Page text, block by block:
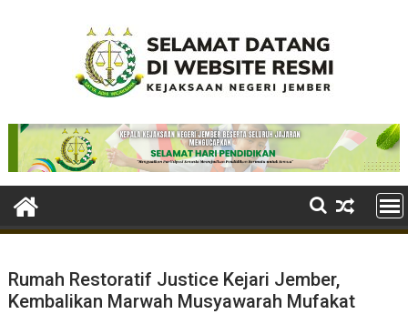
Rumah Restoratif Justice Kejari Jember,
Kembalikan Marwah Musyawarah Mufakat